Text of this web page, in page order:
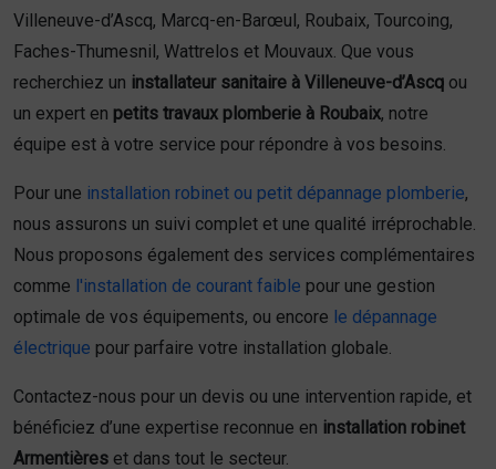
Villeneuve-d’Ascq, Marcq-en-Barœul, Roubaix, Tourcoing,
Faches-Thumesnil, Wattrelos et Mouvaux. Que vous
recherchiez un installateur sanitaire à Villeneuve-d’Ascq ou
un expert en petits travaux plomberie à Roubaix, notre
équipe est à votre service pour répondre à vos besoins.
Pour une installation robinet ou petit dépannage plomberie,
nous assurons un suivi complet et une qualité irréprochable.
Nous proposons également des services complémentaires
comme l'installation de courant faible pour une gestion
optimale de vos équipements, ou encore le dépannage
électrique pour parfaire votre installation globale.
Contactez-nous pour un devis ou une intervention rapide, et
bénéficiez d’une expertise reconnue en installation robinet
Armentières et dans tout le secteur.